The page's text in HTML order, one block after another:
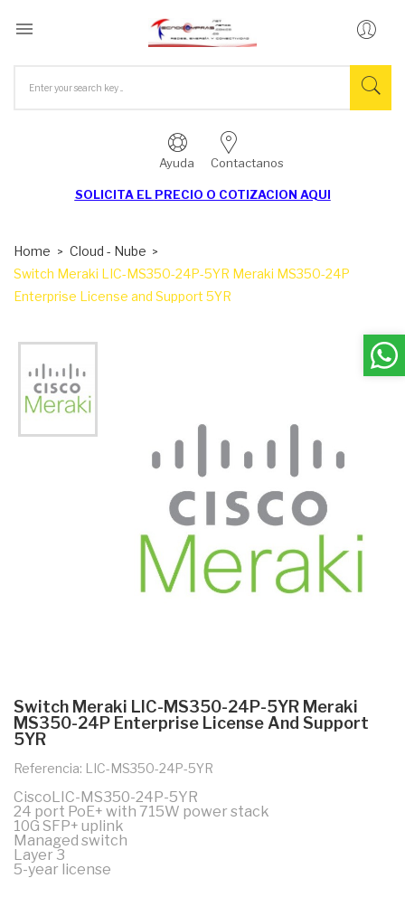

Ayuda Contactanos
SOLICITA EL PRECIO O COTIZACION AQUI
Home
Cloud - Nube
Switch Meraki LIC-MS350-24P-5YR Meraki MS350-24P
Enterprise License and Support 5YR
Switch Meraki LIC-MS350-24P-5YR Meraki
MS350-24P Enterprise License And Support
5YR
Referencia: LIC-MS350-24P-5YR
CiscoLIC-MS350-24P-5YR
24 port PoE+ with 715W power stack
10G SFP+ uplink
Managed switch
Layer 3
5-year license